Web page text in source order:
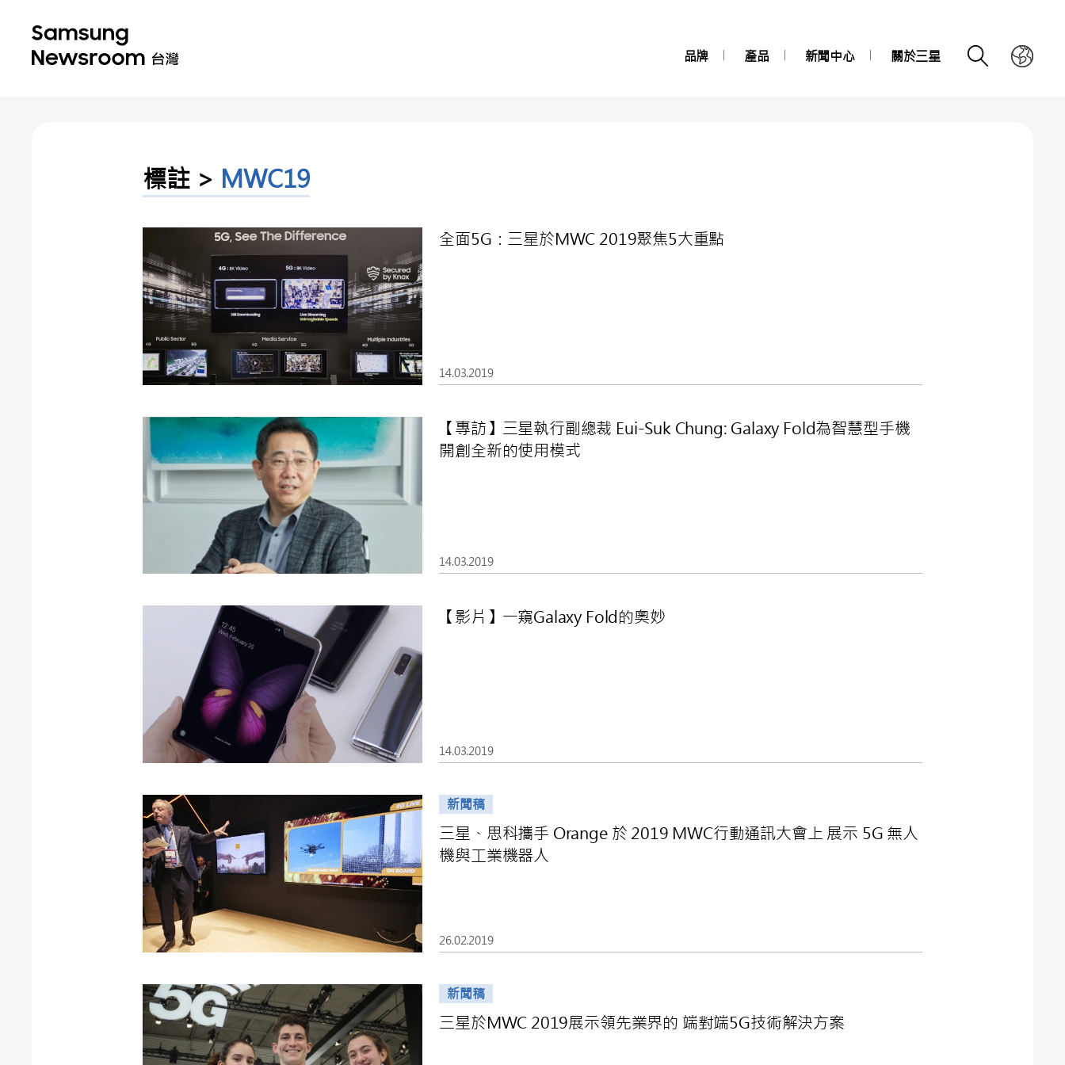
品牌 產品 新聞中心 關於三星
標註 > MWC19
全面5G：三星於MWC 2019聚焦5大重點
14.03.2019
【專訪】三星執行副總裁 Eui-Suk Chung: Galaxy Fold為智慧型手機
開創全新的使用模式
14.03.2019
【影片】一窺Galaxy Fold的奧妙
14.03.2019
新聞稿
三星、思科攜手 Orange 於 2019 MWC行動通訊大會上 展示 5G 無人
機與工業機器人
26.02.2019
新聞稿
三星於MWC 2019展示領先業界的 端對端5G技術解決方案